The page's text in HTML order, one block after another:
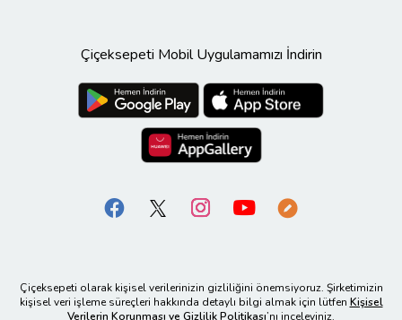
Çiçeksepeti Mobil Uygulamamızı İndirin
Çiçeksepeti olarak kişisel verilerinizin gizliliğini önemsiyoruz. Şirketimizin
kişisel veri işleme süreçleri hakkında detaylı bilgi almak için lütfen Kişisel
Verilerin Korunması ve Gizlilik Politikası’nı inceleyiniz.